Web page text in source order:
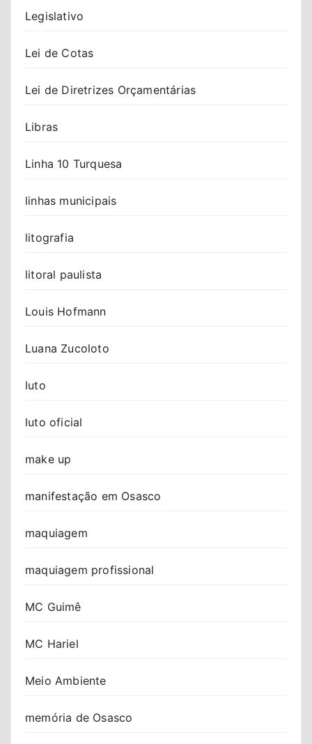
Legislativo
Lei de Cotas
Lei de Diretrizes Orçamentárias
Libras
Linha 10 Turquesa
linhas municipais
litografia
litoral paulista
Louis Hofmann
Luana Zucoloto
luto
luto oficial
make up
manifestação em Osasco
maquiagem
maquiagem profissional
MC Guimê
MC Hariel
Meio Ambiente
memória de Osasco